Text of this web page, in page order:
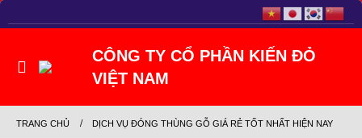
TRANG CHỦ DỊCH VỤ ĐÓNG THÙNG GỖ GIÁ RẺ TỐT NHẤT HIỆN NAY